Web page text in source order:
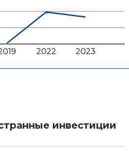
2022 2023
инвестиции